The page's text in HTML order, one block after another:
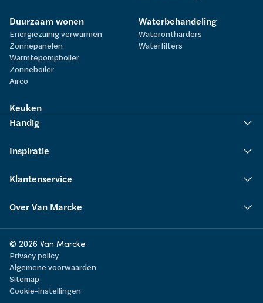
Duurzaam wonen
Energiezuinig verwarmen
Zonnepanelen
Warmtepompboiler
Zonneboiler
Airco
Waterbehandeling
Waterontharders
Waterfilters
Keuken
Handig
Inspiratie
Klantenservice
Over Van Marcke
© 2026 Van Marcke
Privacy policy
Algemene voorwaarden
Sitemap
Cookie-instellingen